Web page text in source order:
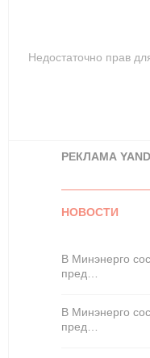
Недостаточно прав
РЕКЛАМА
НОВОСТИ
В Минэнерго
пред…
В Минэнерго
пред…